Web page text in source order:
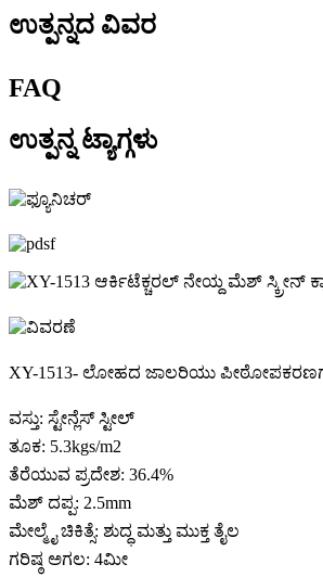
ಉತ್ಪನ್ನದ ವಿವರ
FAQ
ಉತ್ಪನ್ನ ಟ್ಯಾಗ್ಗಳು
XY-1513- ಲೋಹದ ಜಾಲರಿಯು
ವಸ್ತು: ಸ್ಟೇನ್ಲೆಸ್ ಸ್ಟೀಲ್
ತೂಕ: 5.3kgs/m2
ತೆರೆಯುವ ಪ್ರದೇಶ: 36.4%
ಮೆಶ್ ದಪ್ಪ: 2.5mm
ಮೇಲ್ಮೈ ಚಿಕಿತ್ಸೆ: ಶುದ್ಧ ಮತ್ತು ಮುಕ್ತ ತೈಲ
ಗರಿಷ್ಠ ಅಗಲ: 4ಮೀ